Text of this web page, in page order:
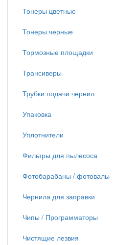
Тонеры цветные
Тонеры черные
Тормозные площадки
Трансиверы
Трубки подачи чернил
Упаковка
Уплотнители
Фильтры для пылесоса
Фотобарабаны / фотовалы
Чернила для заправки
Чипы / Программаторы
Чистящие лезвия